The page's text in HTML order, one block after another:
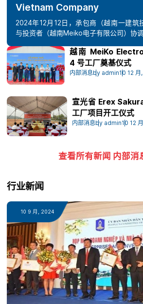
Vietnam Company
2024年12月12日，承包商（越南一建筑
与投资者（越南Meiko电子有限公司）协
越南 MeiKo
4 号工厂奠基仪式
内部消息by admin10 12
宣光省 Erex
工厂项目开工仪式
内部消息by admin10 12
查看所有新闻 内部消
行业新闻
10 9 月, 2024